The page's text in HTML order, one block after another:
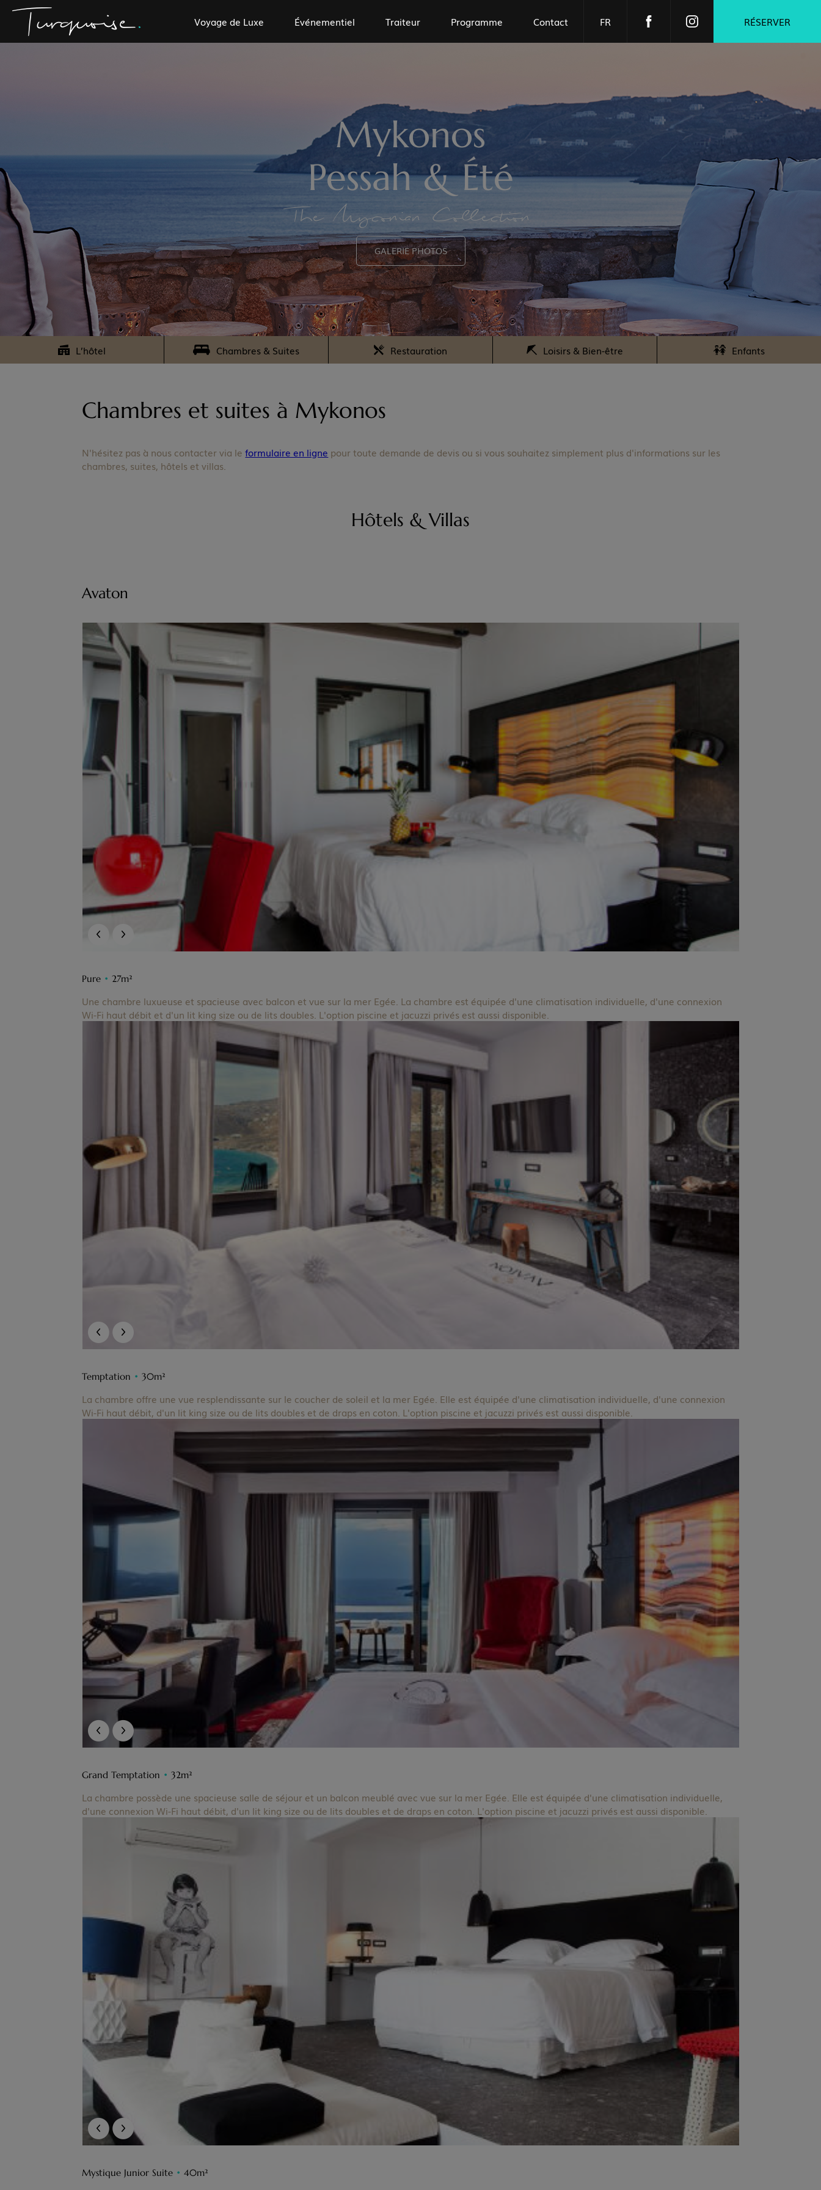
Voyage de Luxe Événementiel Traiteur Programme Contact FR RÉSERVER
Mykonos
Pessah & Été
The Myconian Collection
GALERIE PHOTOS
L’hôtel Chambres & Suites Restauration Loisirs & Bien-être Enfants
Chambres et suites à Mykonos
N'hésitez pas à nous contacter via leformulaire en ligne pour toute demande de devis ou si vous souhaitez simplement plus d'informations sur les
chambres, suites, hôtels et villas.
Hôtels & Villas
Avaton
Pure •27m²
Une chambre luxueuse et spacieuse avec balcon et vue sur la mer Egée. La chambre est équipée d'une climatisation individuelle, d'une connexion
Wi-Fi haut débit et d'un lit king size ou de lits doubles. L'option piscine et jacuzzi privés est aussi disponible.
Temptation •30m²
La chambre offre une vue resplendissante sur le coucher de soleil et la mer Egée. Elle est équipée d'une climatisation individuelle, d'une connexion
Wi-Fi haut débit, d'un lit king size ou de lits doubles et de draps en coton. L'option piscine et jacuzzi privés est aussi disponible.
Grand Temptation •32m²
La chambre possède une spacieuse salle de séjour et un balcon meublé avec vue sur la mer Egée. Elle est équipée d'une climatisation individuelle,
d'une connexion Wi-Fi haut débit, d'un lit king size ou de lits doubles et de draps en coton. L'option piscine et jacuzzi privés est aussi disponible.
Mystique Junior Suite •40m²